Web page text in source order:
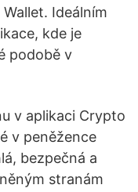
Ideálním
kde je
podobě v
v aplikaci Crypto
v peněžence
bezpečná a
stranám